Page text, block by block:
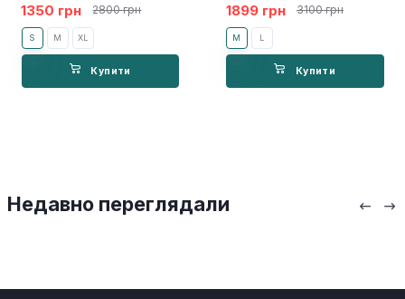
1350 грн 2800 грн
S M XL
Купити
1899 грн 3100 грн
M L
Купити
Недавно переглядали